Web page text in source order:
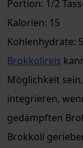
Portion: 1/2
Kalorien: 15
Kohlenhydrate:
Brokkolireis
Möglichkeit
integrieren,
gedämpften
Brokkoli